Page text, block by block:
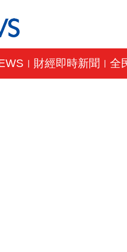
財經即時新聞 全